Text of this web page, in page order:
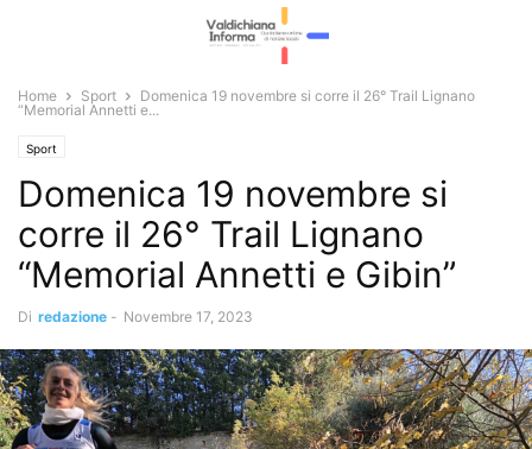
Home Sport
Domenica 19 novembre si corre il 26° Trail Lignano
“Memorial Annetti e...
Sport
Domenica 19 novembre si
corre il 26° Trail Lignano
“Memorial Annetti e Gibin”
Di redazione - Novembre 17, 2023